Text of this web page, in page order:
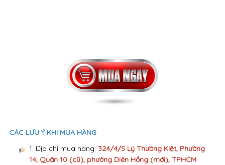
CÁC LƯU Ý KHI MUA HÀNG
1. Địa chỉ mua hàng: 324/4/5 Lý Thường Kiệt, Phường
14, Quận 10 (cũ), phường Diên Hồng (mới), TPHCM